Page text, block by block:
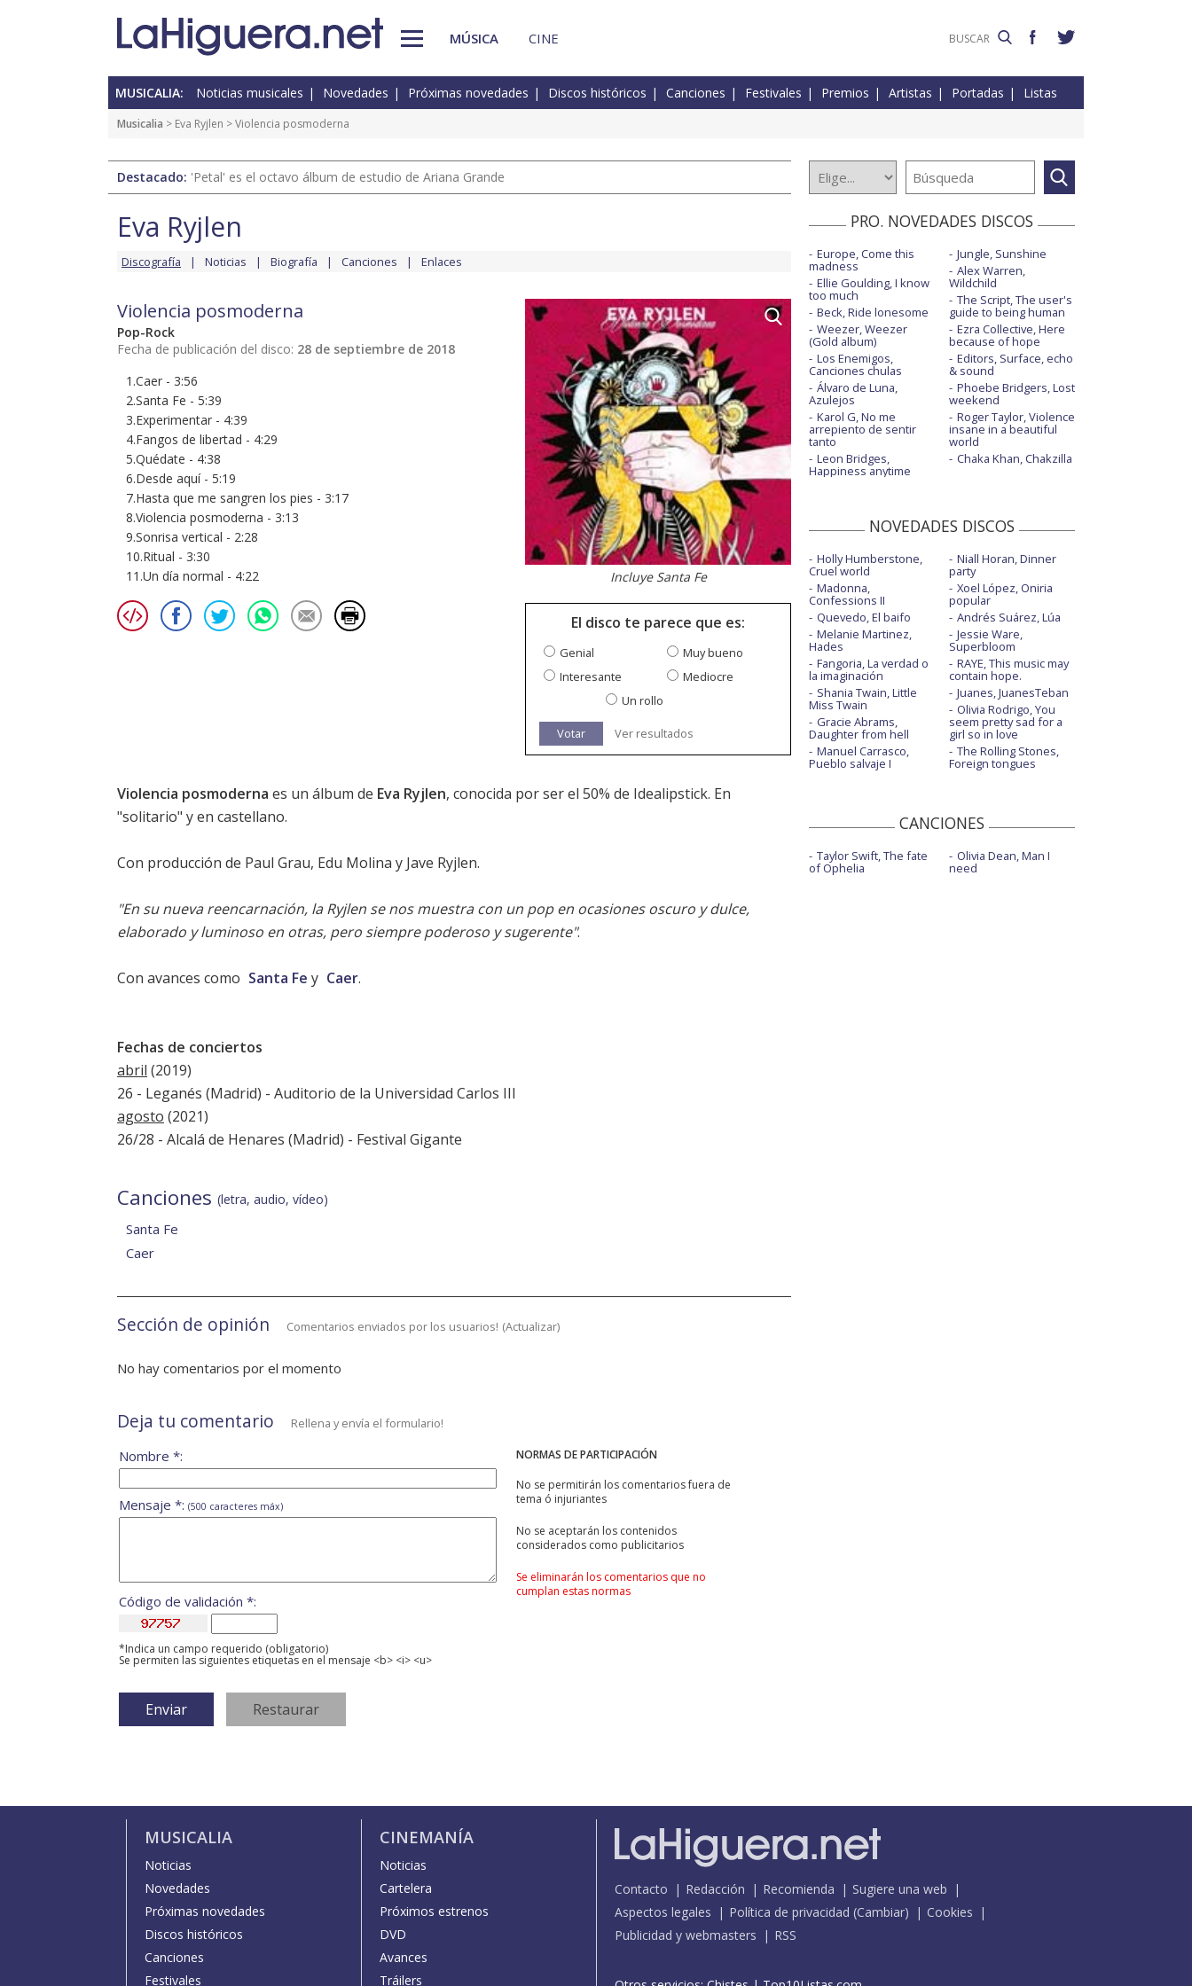
MÚSICA CINE
MUSICALIA: Noticias musicales Novedades Próximas novedades Discos históricos Canciones Festivales Premios Artistas Portadas Listas
Musicalia > Eva Ryjlen > Violencia posmoderna
Destacado: 'Petal' es el octavo álbum de estudio de Ariana Grande
Eva Ryjlen
Discografía Noticias Biografía Canciones Enlaces
Violencia posmoderna
Pop-Rock
Fecha de publicación del disco: 28 de septiembre de 2018
1.Caer - 3:56
2.Santa Fe - 5:39
3.Experimentar - 4:39
4.Fangos de libertad - 4:29
5.Quédate - 4:38
6.Desde aquí - 5:19
7.Hasta que me sangren los pies - 3:17
8.Violencia posmoderna - 3:13
9.Sonrisa vertical - 2:28
10.Ritual - 3:30
11.Un día normal - 4:22
Incluye Santa Fe
El disco te parece que es:
Genial
Muy bueno
Interesante
Mediocre
Un rollo
Votar Ver resultados
Violencia posmoderna es un álbum de Eva Ryjlen, conocida por ser el 50% de Idealipstick. En
"solitario" y en castellano.
Con producción de Paul Grau, Edu Molina y Jave Ryjlen.
"En su nueva reencarnación, la Ryjlen se nos muestra con un pop en ocasiones oscuro y dulce,
elaborado y luminoso en otras, pero siempre poderoso y sugerente".
Con avances como Santa Fe y Caer.
Fechas de conciertos
abril (2019)
26 - Leganés (Madrid) - Auditorio de la Universidad Carlos III
agosto (2021)
26/28 - Alcalá de Henares (Madrid) - Festival Gigante
Canciones (letra, audio, vídeo)
Santa Fe
Caer
Sección de opinión Comentarios enviados por los usuarios! (Actualizar)
No hay comentarios por el momento
Deja tu comentario Rellena y envía el formulario!
NORMAS DE PARTICIPACIÓN
No se permitirán los comentarios fuera de
tema ó injuriantes
No se aceptarán los contenidos
considerados como publicitarios
Se eliminarán los comentarios que no
cumplan estas normas
Nombre *:
Mensaje *: (500 caracteres máx)
Código de validación *:
*Indica un campo requerido (obligatorio)
Se permiten las siguientes etiquetas en el mensaje <b> <i> <u>
PRO. NOVEDADES DISCOS
Europe, Come this
madness
Ellie Goulding, I know
too much
Beck, Ride lonesome
Weezer, Weezer
(Gold album)
Los Enemigos,
Canciones chulas
Álvaro de Luna,
Azulejos
Karol G, No me
arrepiento de sentir
tanto
Leon Bridges,
Happiness anytime
Jungle, Sunshine
Alex Warren,
Wildchild
The Script, The user's
guide to being human
Ezra Collective, Here
because of hope
Editors, Surface, echo
& sound
Phoebe Bridgers, Lost
weekend
Roger Taylor, Violence
insane in a beautiful
world
Chaka Khan, Chakzilla
NOVEDADES DISCOS
Holly Humberstone,
Cruel world
Madonna,
Confessions II
Quevedo, El baifo
Melanie Martinez,
Hades
Fangoria, La verdad o
la imaginación
Shania Twain, Little
Miss Twain
Gracie Abrams,
Daughter from hell
Manuel Carrasco,
Pueblo salvaje I
Niall Horan, Dinner
party
Xoel López, Oniria
popular
Andrés Suárez, Lúa
Jessie Ware,
Superbloom
RAYE, This music may
contain hope.
Juanes, JuanesTeban
Olivia Rodrigo, You
seem pretty sad for a
girl so in love
The Rolling Stones,
Foreign tongues
CANCIONES
Taylor Swift, The fate
of Ophelia
Olivia Dean, Man I
need
MUSICALIA
Noticias
Novedades
Próximas novedades
Discos históricos
Canciones
Festivales
CINEMANÍA
Noticias
Cartelera
Próximos estrenos
DVD
Avances
Tráilers
Contacto Redacción Recomienda
Sugiere una web
Aspectos legales
Política de privacidad (Cambiar)
Cookies
Publicidad y webmasters
RSS